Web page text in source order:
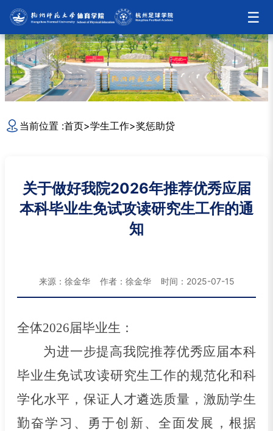
☰
当前位置 :首页>学生工作>奖惩助贷
关于做好我院2026年推荐优秀应届
本科毕业生免试攻读研究生工作的通
知
来源：徐金华 作者：徐金华 时间：2025-07-15
全体2026届毕业生：
为进一步提高我院推荐优秀应届本科
毕业生免试攻读研究生工作的规范化和科
学化水平，保证人才遴选质量，激励学生
勤奋学习、勇于创新、全面发展，根据